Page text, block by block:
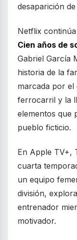
desaparición
Netflix
Cien años de
Gabriel García
historia de la
marcada por
ferrocarril y la
elementos que
pueblo ficticio.
En Apple TV+,
cuarta
un equipo
división,
entrenador
motivador.